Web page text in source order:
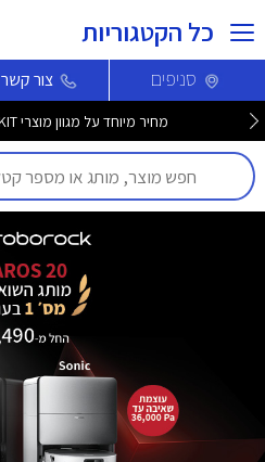
כל הקטגוריות
סניפים צור קשר
מחיר מיוחד על מגוון מוצרי PETKIT לחברי מועדון >>